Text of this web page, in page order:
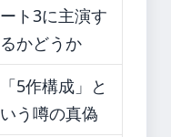
ート3に主演す
るかどうか
「5作構成」と
いう噂の真偽